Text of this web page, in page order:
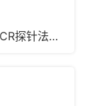
诺如病毒（GI/GII）核酸检测试剂盒（RT-PCR探针法，含MS2）